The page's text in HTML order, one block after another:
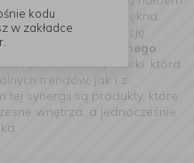
radości, lekkości i piękna.
projekt, każdą kolekcję,
innowacyjnego
rozpoznawczy marki, która
trendów, jak i z
tej synergii są produkty, które
wnętrza, a jednocześnie
kodu
w zakładce